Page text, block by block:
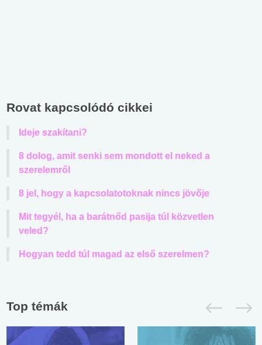
Rovat kapcsolódó cikkei
Ideje szakítani?
8 dolog, amit senki sem mondott el neked a
szerelemről
8 jel, hogy a kapcsolatotoknak nincs jövője
Mit tegyél, ha a barátnőd pasija túl közvetlen
veled?
Hogyan tedd túl magad az első szerelmen?
Top témák